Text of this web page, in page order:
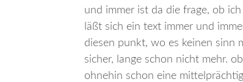
und immer ist da die frage, ob
läßt sich ein text immer und
diesen punkt, wo es keinen sinn
sicher, lange schon nicht mehr.
ohnehin schon eine